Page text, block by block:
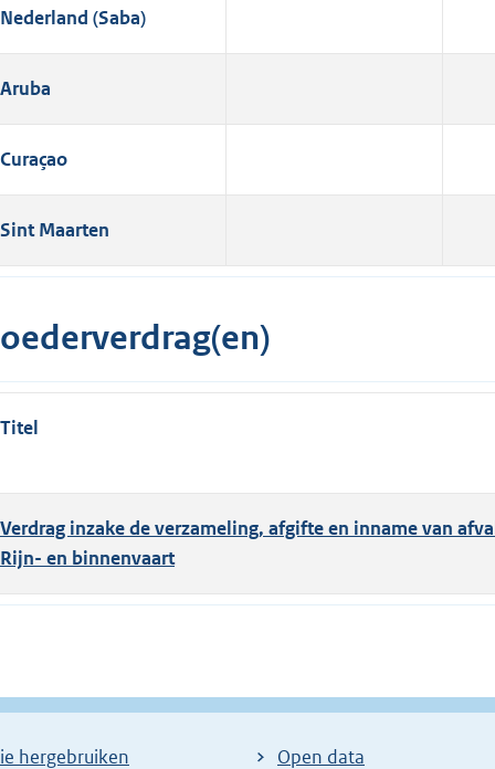
Nederland (Saba)
Aruba
Curaçao
Sint Maarten
Titel
Verdrag inzake de verzameling, afgifte en inname van
Rijn- en binnenvaart
hergebruiken Open data